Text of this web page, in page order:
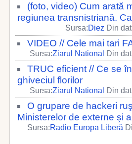
(foto, video) Cum arată
regiunea transnistriană.
Sursa:Diez Din
VIDEO // Cele mai tari
Sursa:Ziarul National Din
TRUC eficient // Ce se
ghiveciul florilor
Sursa:Ziarul National Din
O grupare de hackeri
Ministerelor de externe şi
Sursa:Radio Europa Liberă